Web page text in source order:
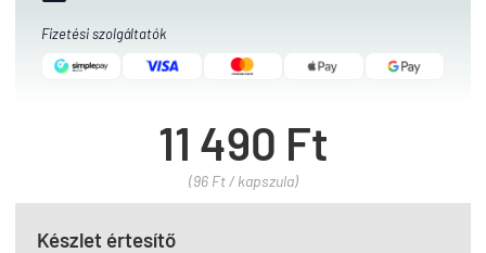
Fizetési szolgáltatók
11 490 Ft
(96 Ft / kapszula)
Készlet értesítő